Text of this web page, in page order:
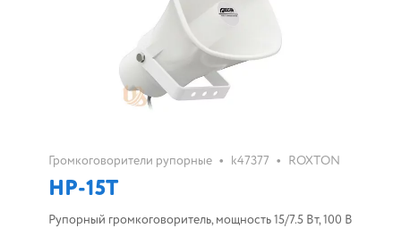
Громкоговорители рупорные • k47377 • ROXTON
HP-15T
Рупорный громкоговоритель, мощность 15/7.5 Вт, 100 В